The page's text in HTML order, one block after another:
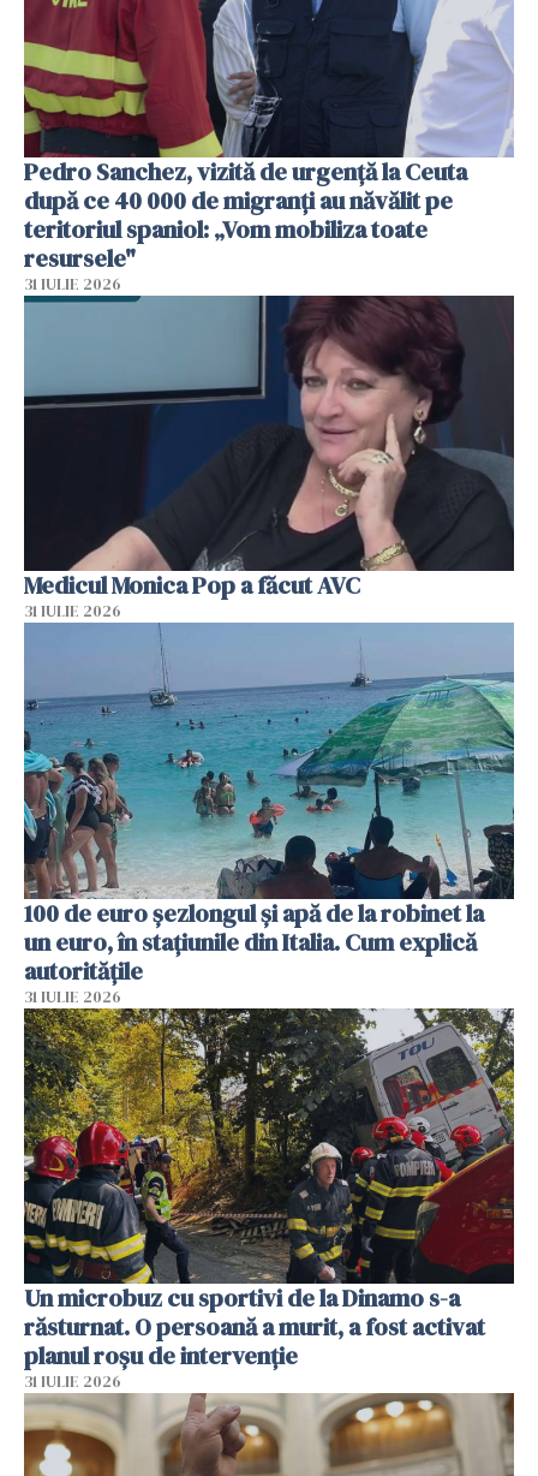
Pedro Sanchez, vizită de urgență la Ceuta
după ce 40 000 de migranți au năvălit pe
teritoriul spaniol: „Vom mobiliza toate
resursele"
31 IULIE 2026
Medicul Monica Pop a făcut AVC
31 IULIE 2026
100 de euro șezlongul și apă de la robinet la
un euro, în stațiunile din Italia. Cum explică
autoritățile
31 IULIE 2026
Un microbuz cu sportivi de la Dinamo s-a
răsturnat. O persoană a murit, a fost activat
planul roșu de intervenție
31 IULIE 2026